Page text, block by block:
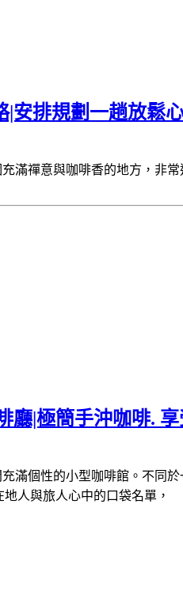
安排規劃一趟放鬆
滿禪意與咖啡香的地方，非
廳|極簡手沖咖啡. 享
滿個性的小型咖啡館。不同
人與旅人心中的口袋名單，